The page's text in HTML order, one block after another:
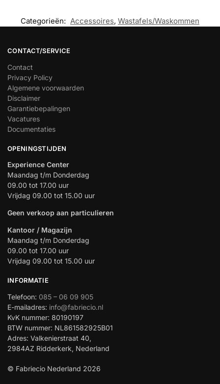
Categorieën: Accessoires, Wastafels/Waskommen
CONTACT/SERVICE
Contact
Privacy Policy
Algemene voorwaarden
Disclaimer
Garantiebepalingen
Vacatures
Documentaties
OPENINGSTIJDEN
Experience Center
Maandag t/m Donderdag
09.00 tot 17.00 uur
Vrijdag 09.00 tot 15.00 uur
Geen verkoop aan particulieren
Kantoor / Magazijn
Maandag t/m Donderdag
09.00 tot 17.00 uur
Vrijdag 09.00 tot 15.00 uur
INFORMATIE
Telefoon: 085 – 06 09 905
E-mailadres: info@fabriecio.nl
KvK nummer: 80190197
BTW nummer: NL861582925B01
Adres: Valkenierstraat 40,
2984AZ Ridderkerk, Nederland
© Fabriecio Nederland 2026